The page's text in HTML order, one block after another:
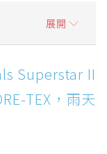
展開
Superstar II
TEX，雨天街
v9 GORE-
Superstar II
TEX，雨天